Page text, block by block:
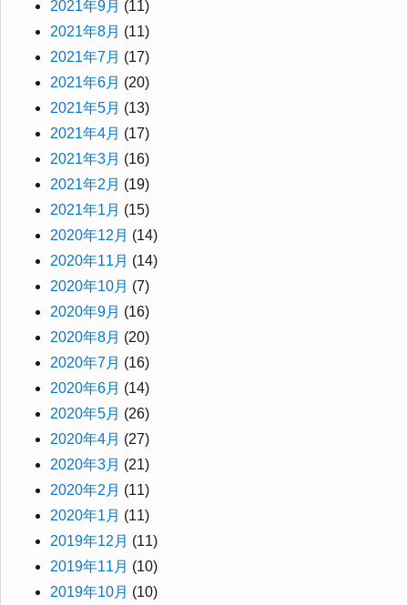
2021年9月 (11)
2021年8月 (11)
2021年7月 (17)
2021年6月 (20)
2021年5月 (13)
2021年4月 (17)
2021年3月 (16)
2021年2月 (19)
2021年1月 (15)
2020年12月 (14)
2020年11月 (14)
2020年10月 (7)
2020年9月 (16)
2020年8月 (20)
2020年7月 (16)
2020年6月 (14)
2020年5月 (26)
2020年4月 (27)
2020年3月 (21)
2020年2月 (11)
2020年1月 (11)
2019年12月 (11)
2019年11月 (10)
2019年10月 (10)